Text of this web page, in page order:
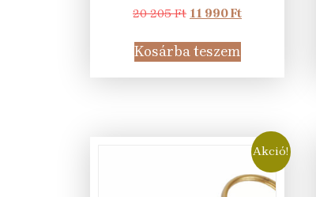
20 205Ft Original
was:
20
205 Ft.
11 990FtCurrent
990 Ft.
Kosárba teszem
Akció!